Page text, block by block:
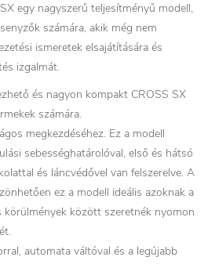
egy nagyszerű teljesítményű modell,
számára, akik még nem
ismeretek elsajátítására és
izgalmát.
és nagyon kompakt CROSS SX
számára.
megkezdéséhez. Ez a modell
sebességhatárolóval, első és hátsó
és láncvédővel van felszerelve. A
ez a modell ideális azoknak a
körülmények között szeretnék nyomon
automata váltóval és a legújabb